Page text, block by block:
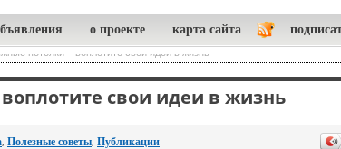
о проекте карта сайта
потолки – воплотите свои идеи в жизнь
свои идеи в жизнь
, Полезные советы, Публикации